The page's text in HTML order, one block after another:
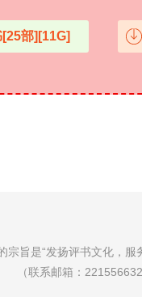
部][11G]
宗旨是“发扬评书文化，
（联系邮箱：